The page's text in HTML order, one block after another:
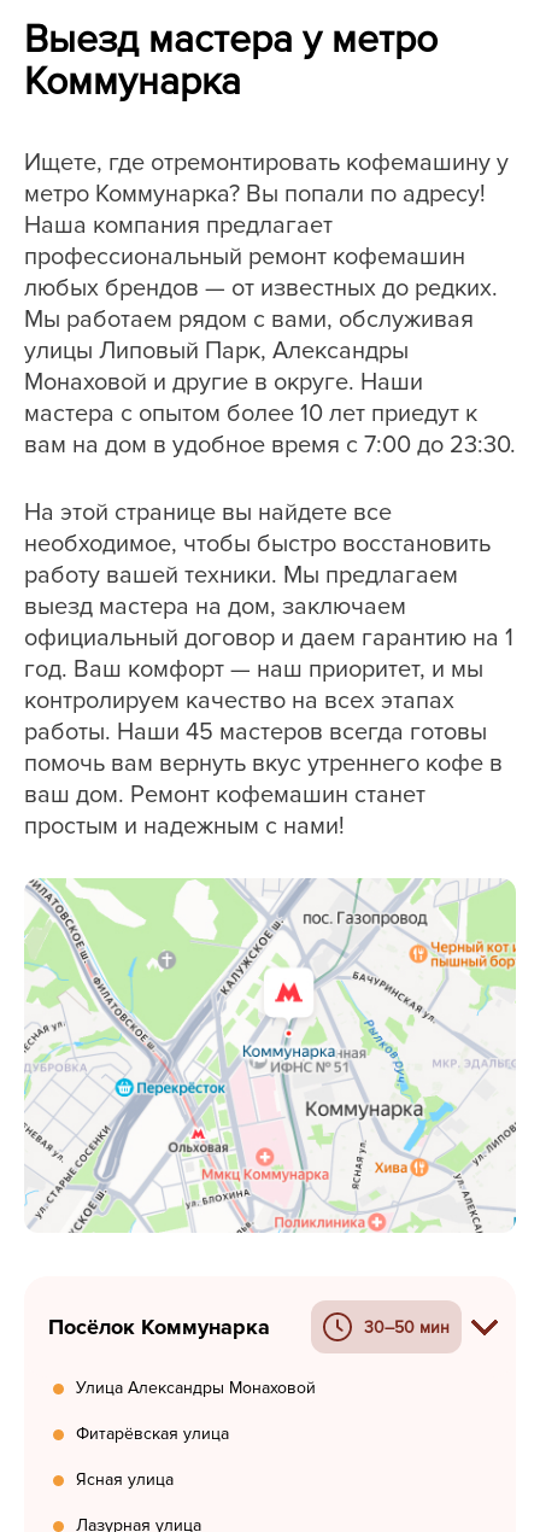
Выезд мастера у метро
Коммунарка
Ищете, где отремонтировать кофемашину у
метро Коммунарка? Вы попали по адресу!
Наша компания предлагает
профессиональный ремонт кофемашин
любых брендов — от известных до редких.
Мы работаем рядом с вами, обслуживая
улицы Липовый Парк, Александры
Монаховой и другие в округе. Наши
мастера с опытом более 10 лет приедут к
вам на дом в удобное время с 7:00 до 23:30.
На этой странице вы найдете все
необходимое, чтобы быстро восстановить
работу вашей техники. Мы предлагаем
выезд мастера на дом, заключаем
официальный договор и даем гарантию на 1
год. Ваш комфорт — наш приоритет, и мы
контролируем качество на всех этапах
работы. Наши 45 мастеров всегда готовы
помочь вам вернуть вкус утреннего кофе в
ваш дом. Ремонт кофемашин станет
простым и надежным с нами!
Посёлок Коммунарка 30–50 мин
Улица Александры Монаховой
Фитарёвская улица
Ясная улица
Лазурная улица